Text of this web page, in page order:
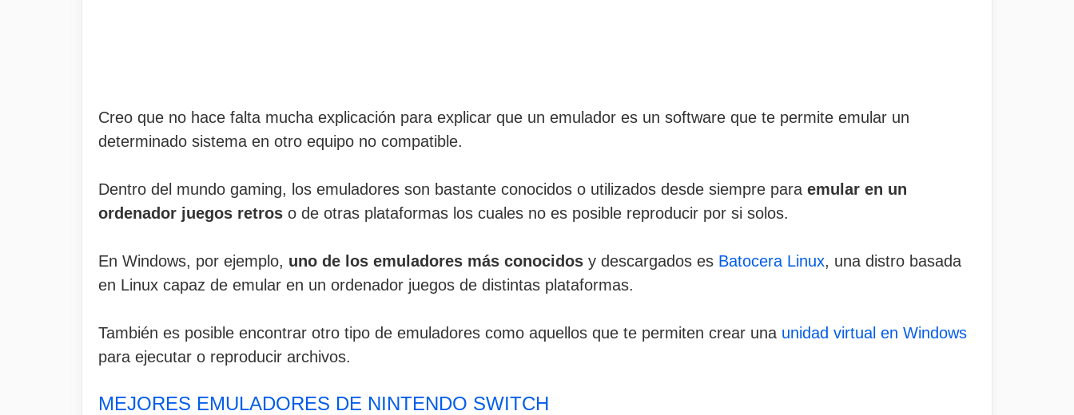
Creo que no hace falta mucha explicación para explicar que un emulador es un software que te permite emular un
determinado sistema en otro equipo no compatible.
Dentro del mundo gaming, los emuladores son bastante conocidos o utilizados desde siempre para emular en un
ordenador juegos retros o de otras plataformas los cuales no es posible reproducir por si solos.
En Windows, por ejemplo, uno de los emuladores más conocidos y descargados es Batocera Linux, una distro basada
en Linux capaz de emular en un ordenador juegos de distintas plataformas.
También es posible encontrar otro tipo de emuladores como aquellos que te permiten crear una unidad virtual en Windows
para ejecutar o reproducir archivos.
MEJORES EMULADORES DE NINTENDO SWITCH